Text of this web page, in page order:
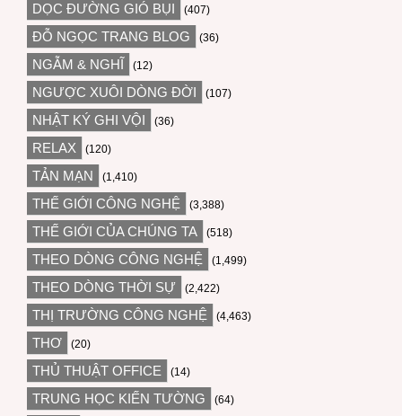
DỌC ĐƯỜNG GIÓ BỤI (407)
ĐỖ NGỌC TRANG BLOG (36)
NGẪM & NGHĨ (12)
NGƯỢC XUÔI DÒNG ĐỜI (107)
NHẬT KÝ GHI VỘI (36)
RELAX (120)
TẢN MẠN (1,410)
THẾ GIỚI CÔNG NGHỆ (3,388)
THẾ GIỚI CỦA CHÚNG TA (518)
THEO DÒNG CÔNG NGHỆ (1,499)
THEO DÒNG THỜI SỰ (2,422)
THỊ TRƯỜNG CÔNG NGHỆ (4,463)
THƠ (20)
THỦ THUẬT OFFICE (14)
TRUNG HỌC KIẾN TƯỜNG (64)